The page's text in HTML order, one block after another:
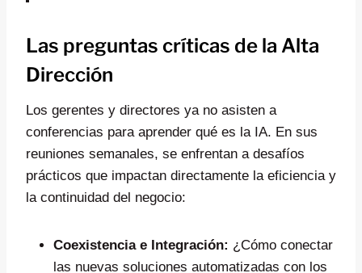
Las preguntas críticas de la Alta
Dirección
Los gerentes y directores ya no asisten a
conferencias para aprender qué es la IA. En sus
reuniones semanales, se enfrentan a desafíos
prácticos que impactan directamente la eficiencia y
la continuidad del negocio:
Coexistencia e Integración: ¿Cómo conectar
las nuevas soluciones automatizadas con los